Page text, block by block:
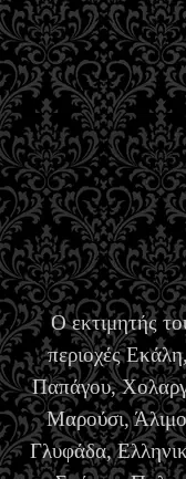
Ο εκτιμητής
περιοχές
Παπάγου,
Μαρούσι,
Γλυφάδα,